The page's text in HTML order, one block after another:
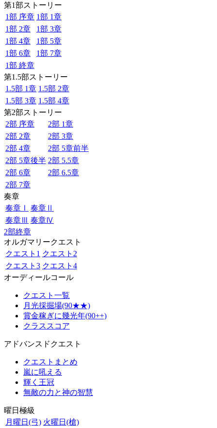
第1部ストーリー
1部 序章 1部 1章
1部 2章
1部 3章
1部 4章
1部 5章
1部 6章
1部 7章
1部 終章
第1.5部ストーリー
1.5部 1章 1.5部 2章
1.5部 3章 1.5部 4章
第2部ストーリー
2部 序章
2部 1章
2部 2章
2部 3章
2部 4章
2部 5章前半
2部 5章後半 2部 5.5章
2部 6章
2部 6.5章
2部 7章
奏章
奏章Ⅰ
奏章Ⅱ
奏章Ⅲ 奏章Ⅳ
2部終章
オルガマリークエスト
クエスト1 クエスト2
クエスト3 クエスト4
オーディールコール
クエスト一覧
月光採掘場(90★★)
賞金稼ぎに幾光年(90++)
クラススコア
アドバンスドクエスト
クエストまとめ
嵐に吼える
輝く王冠
無敵の力と神の智慧
曜日極級
月曜日(弓) 火曜日(槍)